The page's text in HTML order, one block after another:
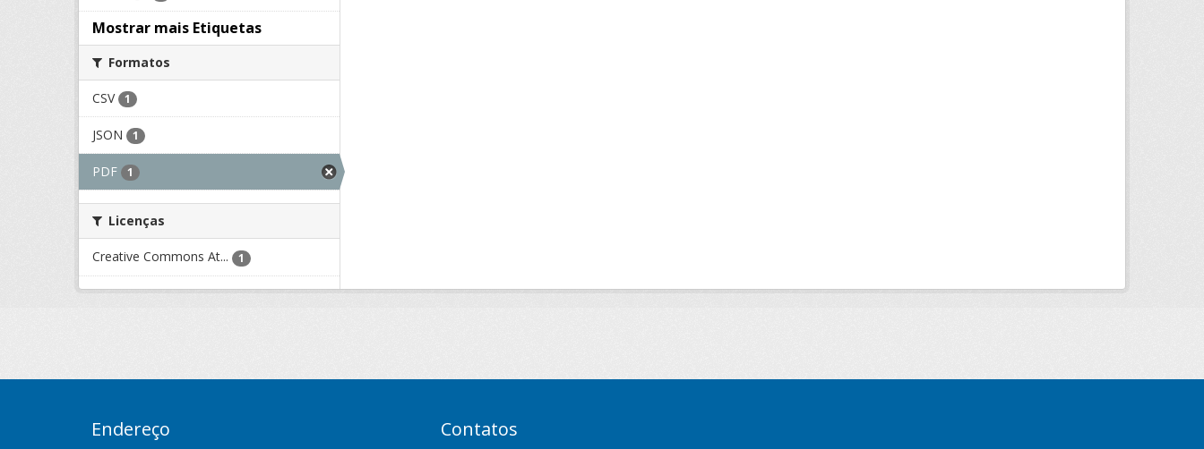
Mostrar mais Etiquetas
Formatos
CSV 1
JSON 1
PDF 1
Licenças
Creative Commons At... 1
Endereço Contatos